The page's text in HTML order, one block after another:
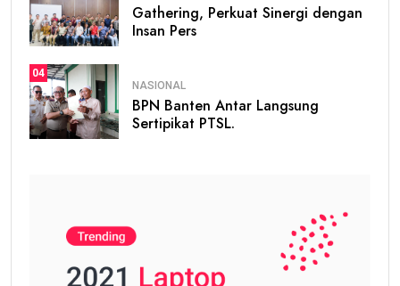
Gathering, Perkuat Sinergi dengan
Insan Pers
04
NASIONAL
BPN Banten Antar Langsung
Sertipikat PTSL.